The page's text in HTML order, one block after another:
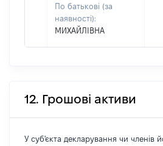
По батькові (за
наявності):
МИХАЙЛІВНА
12. Грошові активи
У суб'єкта декларування чи членів